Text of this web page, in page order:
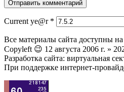
Current ye@r *
Все материалы сайта доступны
Copyleft 😉 12 августа 2006 г. »
Разработка сайта: виртуальная
При поддержке интернет-